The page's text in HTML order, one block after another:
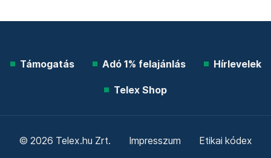
Támogatás Adó 1% felajánlás Hírlevelek
Telex Shop
© 2026 Telex.hu Zrt. Impresszum Etikai kódex